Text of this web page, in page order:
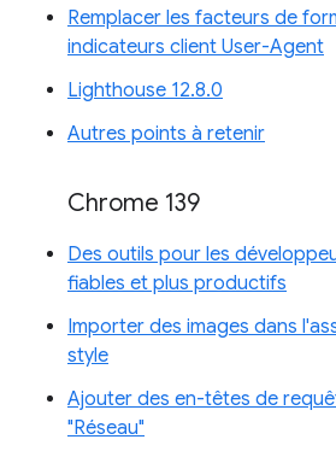
Remplacer les facteurs de
indicateurs client User-Agent
Lighthouse 12.8.0
Autres points à retenir
Chrome 139
Des outils pour les
fiables et plus productifs
Importer des images dans
style
Ajouter des en-têtes de
"Réseau"